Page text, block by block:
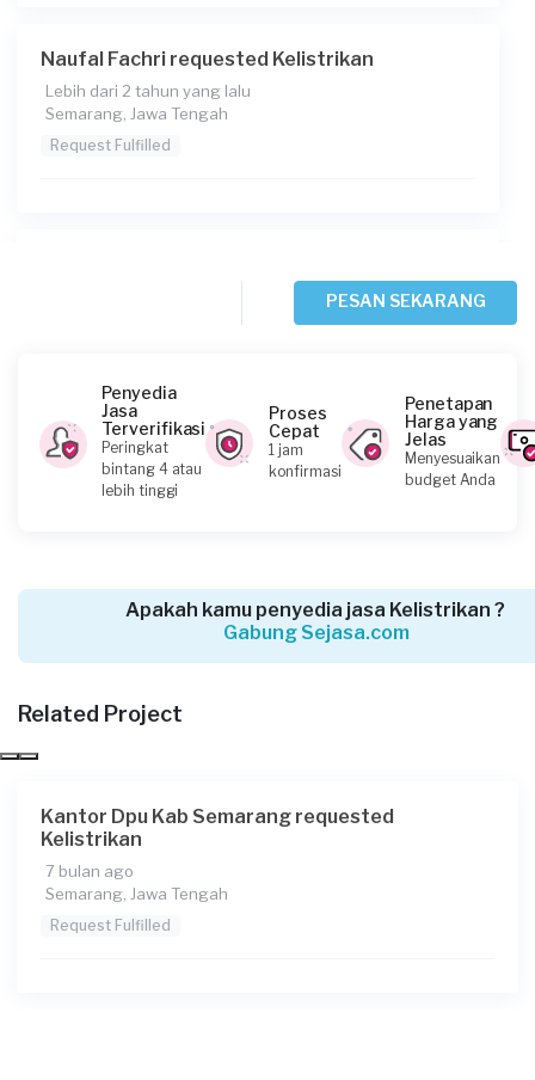
Naufal Fachri requested Kelistrikan
Lebih dari 2 tahun yang lalu
Semarang, Jawa Tengah
Request Fulfilled
Komang Sadia requested Kelistrikan
Sekitar 4 tahun yang lalu
Lebih dari 4 tahun yang lalu
Brebes, Jawa Tengah
Addit requested Kelistrikan
Purbalingga, Jawa Tengah
PESAN SEKARANG
Penyedia
Jasa
Terverifikasi
Peringkat
bintang 4 atau
lebih tinggi
Proses
Cepat
1 jam
konfirmasi
Penetapan
Harga yang
Jelas
Menyesuaikan
budget Anda
Apakah kamu penyedia jasa Kelistrikan ?
Gabung Sejasa.com
Related Project
Kantor Dpu Kab Semarang requested
Kelistrikan
7 bulan ago
Semarang, Jawa Tengah
Request Fulfilled